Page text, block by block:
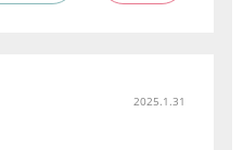
2025.1.31